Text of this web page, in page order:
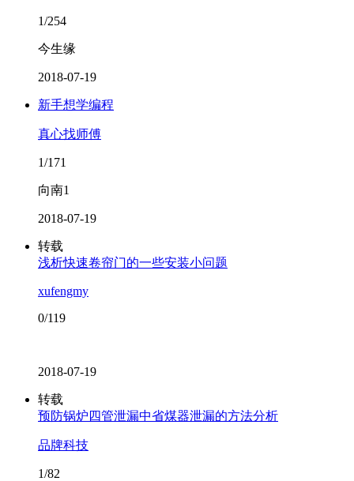
1/254
今生缘
2018-07-19
新手想学编程
真心找师傅
1/171
向南1
2018-07-19
转载
浅析快速卷帘门的一些安装小问题
xufengmy
0/119
2018-07-19
转载
预防锅炉四管泄漏中省煤器泄漏的方法分析
品牌科技
1/82